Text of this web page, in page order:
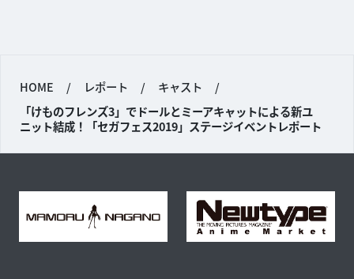
HOME / レポート / キャスト
/
「けものフレンズ3」でドールとミーアキャットによる新ユ
ニット結成！「セガフェス2019」ステージイベントレポート